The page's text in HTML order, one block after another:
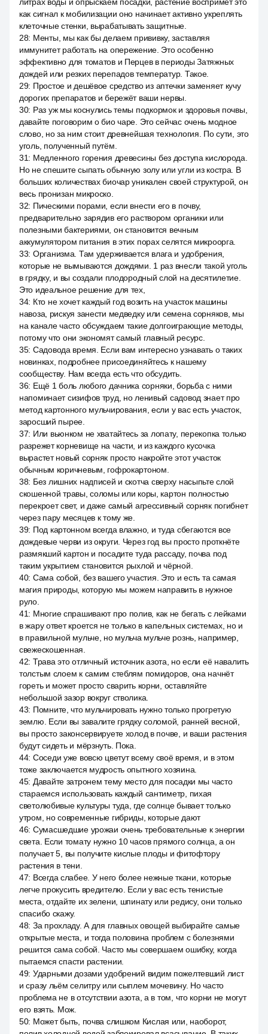
как сигнал к мобилизации оно начинает активно укреплять
клеточные стенки, вырабатывать защитные.
28: Менты, мы как бы делаем прививку, заставляя
иммунитет работать на опережение. Это особенно
эффективно для томатов и Перцев в периоды Затяжных
дождей или резких перепадов температур. Такое.
29: Простое и дешёвое средство из аптечки заменяет кучу
дорогих препаратов и бережёт ваши нервы.
30: Раз уж мы коснулись темы подкормок и здоровья почвы,
давайте поговорим о био чаре. Это сейчас очень модное
слово, но за ним стоит древнейшая технология. По сути, это
уголь, полученный путём.
31: Медленного горения древесины без доступа кислорода.
Но не спешите сыпать обычную золу или угли из костра. В
больших количествах биочар уникален своей структурой, он
весь пронизан микроско.
32: Пическими порами, если внести его в почву,
предварительно зарядив его раствором органики или
полезными бактериями, он становится вечным
аккумулятором питания в этих порах селятся микроорга.
33: Организма. Там удерживается влага и удобрения,
которые не вымываются дождями. 1 раз внесли такой уголь
в грядку, и вы создали плодородный слой на десятилетие.
Это идеальное решение для тех,
34: Кто не хочет каждый год возить на участок машины
навоза, рискуя занести медведку или семена сорняков, мы
на канале часто обсуждаем такие долгоиграющие методы,
потому что они экономят самый главный ресурс.
35: Садовода время. Если вам интересно узнавать о таких
новинках, подробнее присоединяйтесь к нашему
сообществу. Нам всегда есть что обсудить.
36: Ещё 1 боль любого дачника сорняки, борьба с ними
напоминает сизифов труд, но ленивый садовод знает про
метод картонного мульчирования, если у вас есть участок,
заросший пырее.
37: Или вьюнком не хватайтесь за лопату, перекопка только
разрежет корневище на части, и из каждого кусочка
вырастет новый сорняк просто накройте этот участок
обычным коричневым, гофрокартоном.
38: Без лишних надписей и скотча сверху насыпьте слой
скошенной травы, соломы или коры, картон полностью
перекроет свет, и даже самый агрессивный сорняк погибнет
через пару месяцев к тому же.
39: Под картонном всегда влажно, и туда сбегаются все
дождевые черви из округи. Через год вы просто проткнёте
размякший картон и посадите туда рассаду, почва под
таким укрытием становится рыхлой и чёрной.
40: Сама собой, без вашего участия. Это и есть та самая
магия природы, которую мы можем направить в нужное
руло.
41: Многие спрашивают про полив, как не бегать с лейками
в жару ответ кроется не только в капельных системах, но и
в правильной мульче, но мульча мульче рознь, например,
свежескошенная.
42: Трава это отличный источник азота, но если её навалить
толстым слоем к самим стеблям помидоров, она начнёт
гореть и может просто сварить корни, оставляйте
небольшой зазор вокруг стволика.
43: Помните, что мульчировать нужно только прогретую
землю. Если вы завалите грядку соломой, ранней весной,
вы просто законсервируете холод в почве, и ваши растения
будут сидеть и мёрзнуть. Пока.
44: Соседи уже вовсю цветут всему своё время, и в этом
тоже заключается мудрость опытного хозяина.
45: Давайте затронем тему место для посадки мы часто
стараемся использовать каждый сантиметр, пихая
светолюбивые культуры туда, где солнце бывает только
утром, но современные гибриды, которые дают
46: Сумасшедшие урожаи очень требовательные к энергии
света. Если томату нужно 10 часов прямого солнца, а он
получает 5, вы получите кислые плоды и фитофтору
растения в тени.
47: Всегда слабее. У него более нежные ткани, которые
легче прокусить вредителю. Если у вас есть тенистые
места, отдайте их зелени, шпинату или редису, они только
спасибо скажу.
48: За прохладу. А для главных овощей выбирайте самые
открытые места, и тогда половина проблем с болезнями
решится сама собой. Часто мы совершаем ошибку, когда
пытаемся спасти растении.
49: Ударными дозами удобрений видим пожелтевший лист
и сразу льём селитру или сыплем мочевину. Но часто
проблема не в отсутствии азота, а в том, что корни не могут
его взять. Мож.
50: Может быть, почва слишком Кислая или, наоборот,